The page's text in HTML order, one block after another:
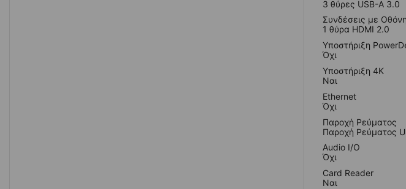
3 θύρες USB-A 3.0
Συνδέσεις με Οθόνη
1 θύρα HDMI 2.0
Υποστήριξη
Όχι
Υποστήριξη 4K
Ναι
Ethernet
Όχι
Παροχή Ρεύματος
Παροχή Ρεύματος
Audio I/O
Όχι
Card Reader
Ναι